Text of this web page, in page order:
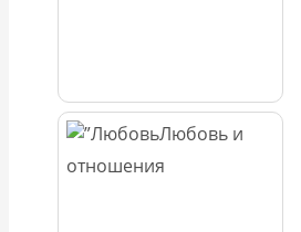
Любовь и
отношения